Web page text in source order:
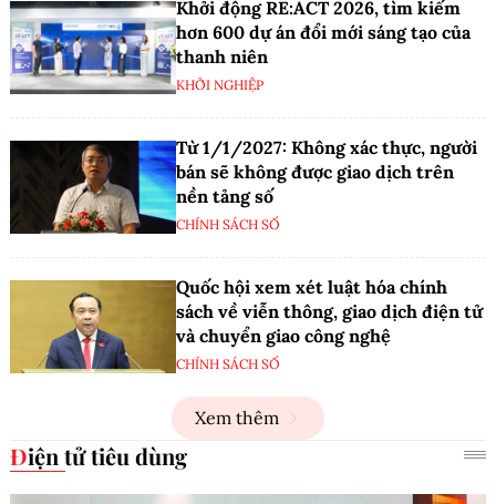
Vườn thú Hà Nội bước vào chặng
đường phát triển mới sau 50 năm
CUỘC SỐNG SỐ
Hà Nội ra mắt mô hình điểm Nhà văn
hóa - Khu thể thao đa chức năng
ĐỔI MỚI SÁNG TẠO
Khởi động RE:ACT 2026, tìm kiếm
hơn 600 dự án đổi mới sáng tạo của
thanh niên
KHỞI NGHIỆP
Từ 1/1/2027: Không xác thực, người
bán sẽ không được giao dịch trên